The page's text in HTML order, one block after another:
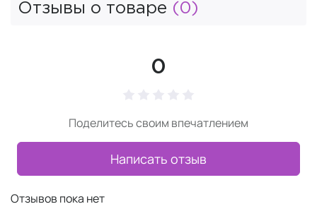
Отзывы о товаре (0)
0
Поделитесь своим впечатлением
Написать отзыв
Отзывов пока нет